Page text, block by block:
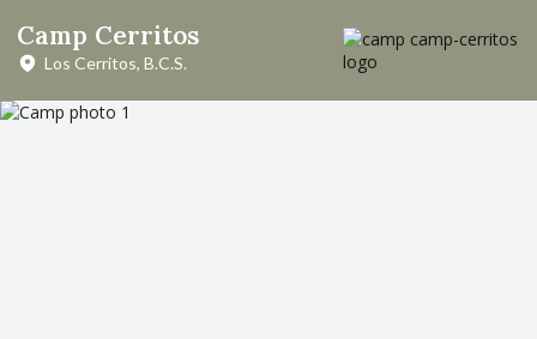
Camp Cerritos
Los Cerritos, B.C.S.